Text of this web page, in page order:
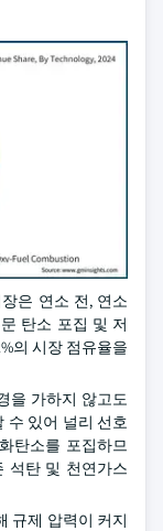
은 연소 전, 연소
탄소 포집 및 저
의 시장 점유율을
을 가하지 않고도
수 있어 널리 선호
탄소를 포집하므
석탄 및 천연가스
규제 압력이 커지